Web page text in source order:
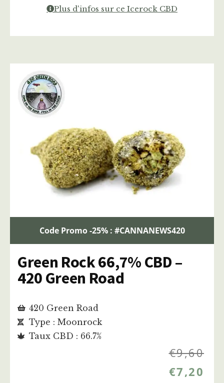
Plus d'infos sur ce Icerock CBD
Code Promo -25% : #CANNANEWS420
Green Rock 66,7% CBD –
420 Green Road
420 Green Road
Type : Moonrock
Taux CBD : 66.7%
€9,60
€7,20